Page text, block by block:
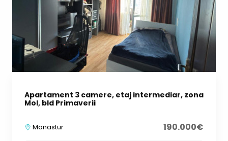
Apartament 3 camere, etaj intermediar, zona
Mol, bld Primaverii
Manastur 190.000€